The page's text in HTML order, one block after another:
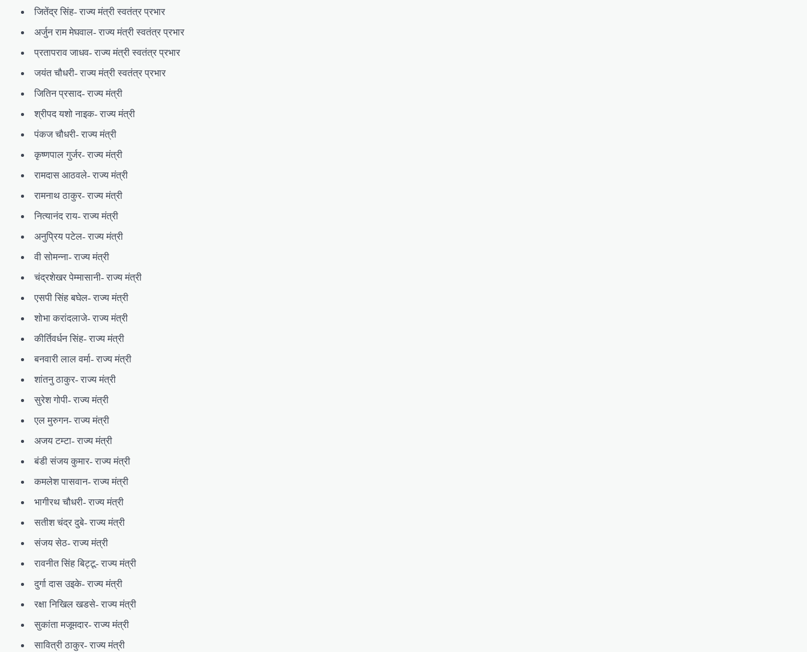
जितेंद्र सिंह- राज्य मंत्री स्वतंत्र प्रभार
अर्जुन राम मेघवाल- राज्य मंत्री स्वतंत्र प्रभार
प्रतापराव जाधव- राज्य मंत्री स्वतंत्र प्रभार
जयंत चौधरी- राज्य मंत्री स्वतंत्र प्रभार
जितिन प्रसाद- राज्य मंत्री
श्रीपद यशो नाइक- राज्य मंत्री
पंकज चौधरी- राज्य मंत्री
कृष्णपाल गुर्जर- राज्य मंत्री
रामदास आठवले- राज्य मंत्री
रामनाथ ठाकुर- राज्य मंत्री
नित्यानंद राय- राज्य मंत्री
अनुप्रिय पटेल- राज्य मंत्री
वी सोमन्ना- राज्य मंत्री
चंद्रशेखर पेम्मासानी- राज्य मंत्री
एसपी सिंह बघेल- राज्य मंत्री
शोभा करांदलाजे- राज्य मंत्री
कीर्तिवर्धन सिंह- राज्य मंत्री
बनवारी लाल वर्मा- राज्य मंत्री
शांतनु ठाकुर- राज्य मंत्री
सुरेश गोपी- राज्य मंत्री
एल मुरुगन- राज्य मंत्री
अजय टम्टा- राज्य मंत्री
बंडी संजय कुमार- राज्य मंत्री
कमलेश पासवान- राज्य मंत्री
भागीरथ चौधरी- राज्य मंत्री
सतीश चंद्र दुबे- राज्य मंत्री
संजय सेठ- राज्य मंत्री
रावनीत सिंह बिट्टू- राज्य मंत्री
दुर्गा दास उइके- राज्य मंत्री
रक्षा निखिल खडसे- राज्य मंत्री
सुकांता मजूमदार- राज्य मंत्री
सावित्री ठाकुर- राज्य मंत्री